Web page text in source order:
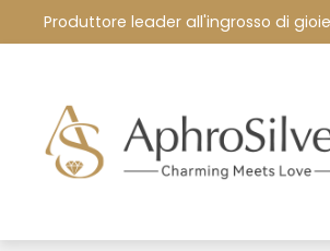
Produttore leader all'ingrosso di